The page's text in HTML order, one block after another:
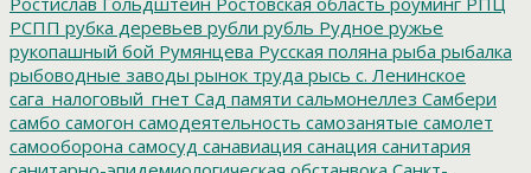
РСПП рубка деревьев рубли рубль Рудное ружье
рукопашный бой Румянцева Русская поляна рыба рыбалка
рыбоводные заводы рынок труда рысь с. Ленинское
сага_налоговый_гнет Сад памяти сальмонеллез Самбери
самбо самогон самодеятельность самозанятые самолет
самооборона самосуд санавиация санация санитария